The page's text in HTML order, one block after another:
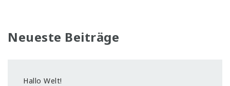
Neueste Beiträge
Hallo Welt!